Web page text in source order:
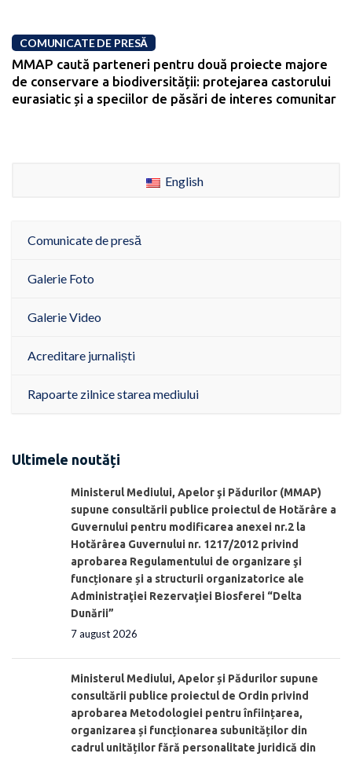
COMUNICATE DE PRESĂ
MMAP caută parteneri pentru două proiecte majore
de conservare a biodiversității: protejarea castorului
eurasiatic și a speciilor de păsări de interes comunitar
English
Comunicate de presă
Galerie Foto
Galerie Video
Acreditare jurnaliști
Rapoarte zilnice starea mediului
Ultimele noutăți
Ministerul Mediului, Apelor şi Pădurilor (MMAP)
supune consultării publice proiectul de Hotărâre a
Guvernului pentru modificarea anexei nr.2 la
Hotărârea Guvernului nr. 1217/2012 privind
aprobarea Regulamentului de organizare şi
funcționare și a structurii organizatorice ale
Administraţiei Rezervaţiei Biosferei “Delta
Dunării”
7 august 2026
Ministerul Mediului, Apelor și Pădurilor supune
consultării publice proiectul de Ordin privind
aprobarea Metodologiei pentru înființarea,
organizarea și funcționarea subunităților din
cadrul unităților fără personalitate juridică din